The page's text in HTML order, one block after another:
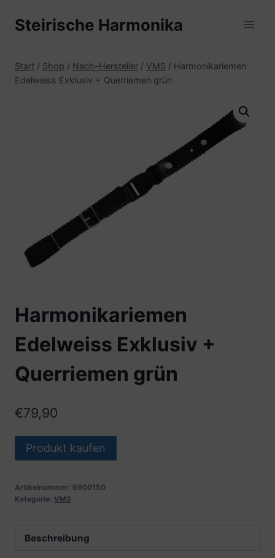
InhaltSteirische Harmonika
Start / Shop / Nach-Hersteller / VMS / Harmonikariemen
Edelweiss Exklusiv + Querriemen grün
Harmonikariemen
Edelweiss Exklusiv +
Querriemen grün
€79,90
Produkt kaufen
Artikelnummer: 6900150
Kategorie: VMS
Beschreibung